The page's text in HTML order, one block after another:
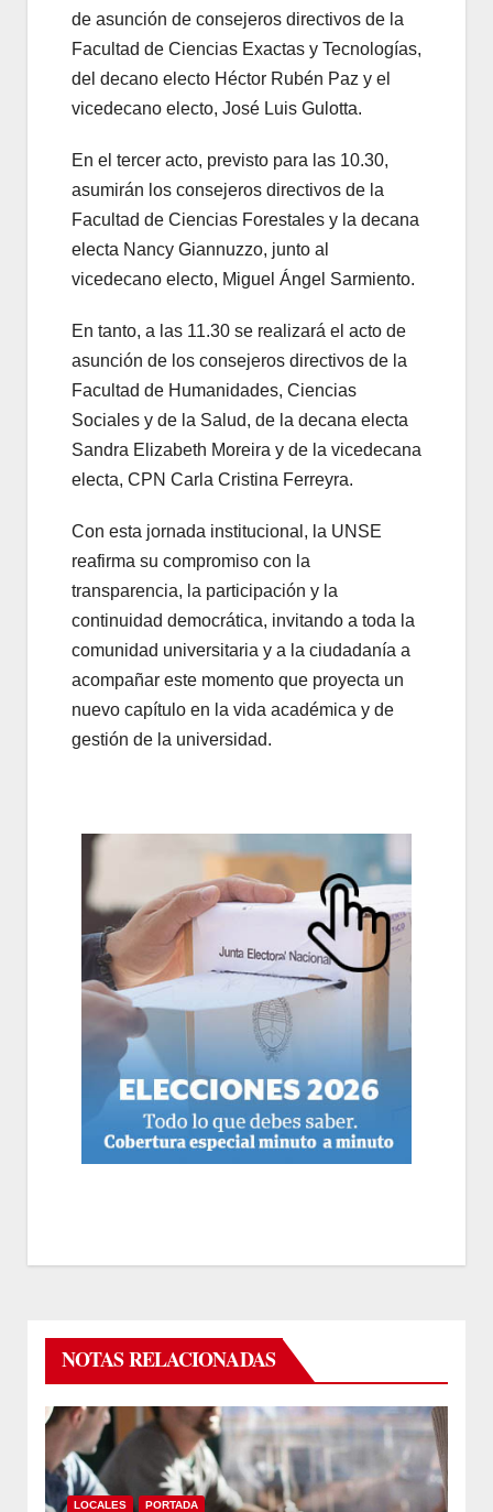
de asunción de consejeros directivos de la
Facultad de Ciencias Exactas y Tecnologías,
del decano electo Héctor Rubén Paz y el
vicedecano electo, José Luis Gulotta.
En el tercer acto, previsto para las 10.30,
asumirán los consejeros directivos de la
Facultad de Ciencias Forestales y la decana
electa Nancy Giannuzzo, junto al
vicedecano electo, Miguel Ángel Sarmiento.
En tanto, a las 11.30 se realizará el acto de
asunción de los consejeros directivos de la
Facultad de Humanidades, Ciencias
Sociales y de la Salud, de la decana electa
Sandra Elizabeth Moreira y de la vicedecana
electa, CPN Carla Cristina Ferreyra.
Con esta jornada institucional, la UNSE
reafirma su compromiso con la
transparencia, la participación y la
continuidad democrática, invitando a toda la
comunidad universitaria y a la ciudadanía a
acompañar este momento que proyecta un
nuevo capítulo en la vida académica y de
gestión de la universidad.
NOTAS RELACIONADAS
LOCALES PORTADA